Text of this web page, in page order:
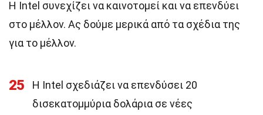
Η Intel συνεχίζει να καινοτομεί και να επενδύει
στο μέλλον. Ας δούμε μερικά από τα σχέδια της
για το μέλλον.
25
Η Intel σχεδιάζει να επενδύσει 20
δισεκατομμύρια δολάρια σε νέες